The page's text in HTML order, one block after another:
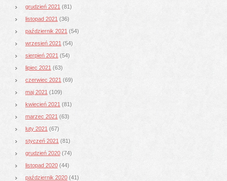
grudzień 2021 (81)
listopad 2021 (36)
październik 2021 (54)
wrzesień 2021 (54)
sierpień 2021 (54)
lipiec 2021 (63)
czerwiec 2021 (69)
maj 2021 (109)
kwiecień 2021 (81)
marzec 2021 (63)
luty 2021 (67)
styczeń 2021 (81)
grudzień 2020 (74)
listopad 2020 (44)
październik 2020 (41)